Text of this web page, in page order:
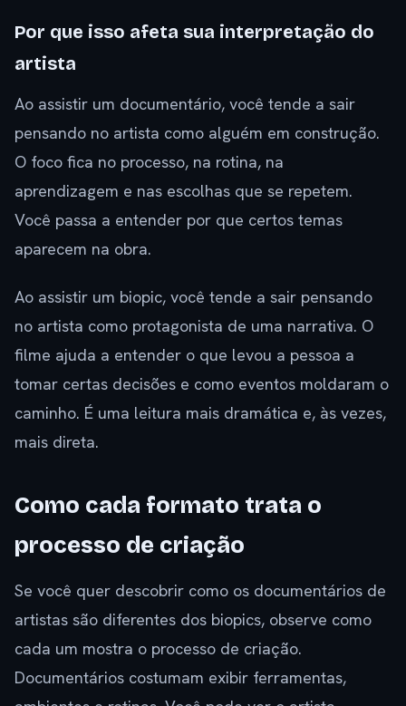
Por que isso afeta sua interpretação do
artista
Ao assistir um documentário, você tende a sair
pensando no artista como alguém em construção.
O foco fica no processo, na rotina, na
aprendizagem e nas escolhas que se repetem.
Você passa a entender por que certos temas
aparecem na obra.
Ao assistir um biopic, você tende a sair pensando
no artista como protagonista de uma narrativa. O
filme ajuda a entender o que levou a pessoa a
tomar certas decisões e como eventos moldaram o
caminho. É uma leitura mais dramática e, às vezes,
mais direta.
Como cada formato trata o
processo de criação
Se você quer descobrir como os documentários de
artistas são diferentes dos biopics, observe como
cada um mostra o processo de criação.
Documentários costumam exibir ferramentas,